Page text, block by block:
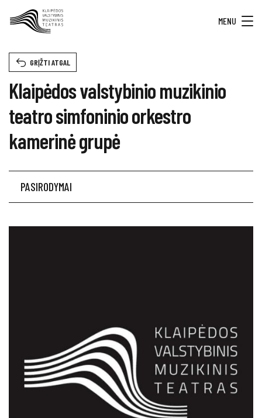
MENU
Klaipėdos valstybinio muzikinio
teatro simfoninio orkestro
kamerinė grupė
GRĮŽTI ATGAL
PASIRODYMAI